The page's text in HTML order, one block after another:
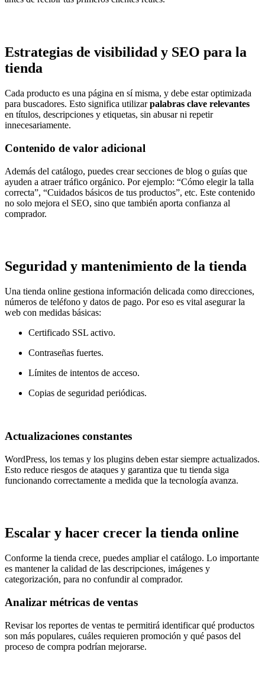
Estrategias de visibilidad y SEO para la
tienda
Cada producto es una página en sí misma, y debe estar optimizada
para buscadores. Esto significa utilizarpalabras clave relevantes
en títulos, descripciones y etiquetas, sin abusar ni repetir
innecesariamente.
Contenido de valor adicional
Además del catálogo, puedes crear secciones de blog o guías que
ayuden a atraer tráfico orgánico. Por ejemplo: “Cómo elegir la talla
correcta”, “Cuidados básicos de tus productos”, etc. Este contenido
no solo mejora el SEO, sino que también aporta confianza al
comprador.
Seguridad y mantenimiento de la tienda
Una tienda online gestiona información delicada como direcciones,
números de teléfono y datos de pago. Por eso es vital asegurar la
web con medidas básicas:
Certificado SSL activo.
Contraseñas fuertes.
Límites de intentos de acceso.
Copias de seguridad periódicas.
Actualizaciones constantes
WordPress, los temas y los plugins deben estar siempre actualizados.
Esto reduce riesgos de ataques y garantiza que tu tienda siga
funcionando correctamente a medida que la tecnología avanza.
Escalar y hacer crecer la tienda online
Conforme la tienda crece, puedes ampliar el catálogo. Lo importante
es mantener la calidad de las descripciones, imágenes y
categorización, para no confundir al comprador.
Analizar métricas de ventas
Revisar los reportes de ventas te permitirá identificar qué productos
son más populares, cuáles requieren promoción y qué pasos del
proceso de compra podrían mejorarse.